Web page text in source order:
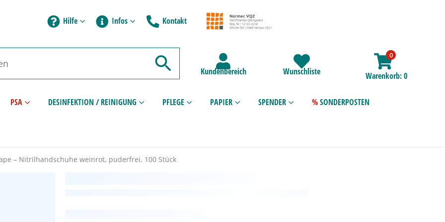
Hilfe Infos Kontakt
Kundenbereich Wunschliste
0
Warenkorb 0
PSA DESINFEKTION / REINIGUNG PFLEGE PAPIER SPENDER SONDERPOSTEN
– Nitrilhandschuhe weinrot, puderfrei, 100 Stück